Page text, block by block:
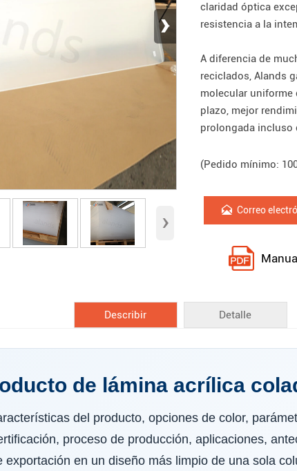
›
›
claridad óptica
resistencia a la
A diferencia de
reciclados, Alands
molecular uniforme
plazo, mejor
prolongada incluso
(Pedido mínimo:
 Correo
Describir Detalle
de lámina acrílica
del producto, opciones de color,
proceso de producción, aplicaciones,
exportación en un diseño más limpio de una sola